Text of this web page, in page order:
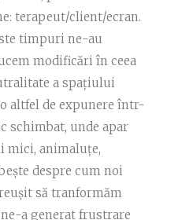
terapeut/client/ecran.
timpuri ne-au
modificări în ceea
a spațiului
altfel de expunere într-
schimbat, unde apar
mici, animaluțe,
despre cum noi
să tranformăm
ne-a generat frustrare